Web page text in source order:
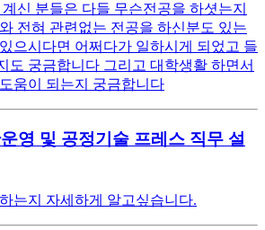
신 분들은 다들 무슨전공을 하셧는지
전혀 관련없는 전공을 하신분도 있는
으시다면 어쩌다가 일하시게 되었고 들
도 궁금합니다 그리고 대학생활 하면서
움이 되는지 궁금합니다
영 및 공정기술 프레스 직무 설
는지 자세하게 알고싶습니다.